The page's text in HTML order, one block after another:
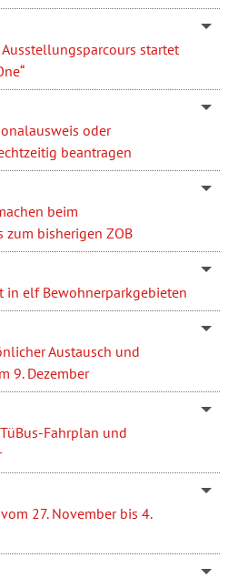
startet
oder
beantragen
beim
zum bisherigen ZOB
in elf Bewohnerparkgebieten
Austausch und
9. Dezember
Fahrplan und
27. November bis 4.